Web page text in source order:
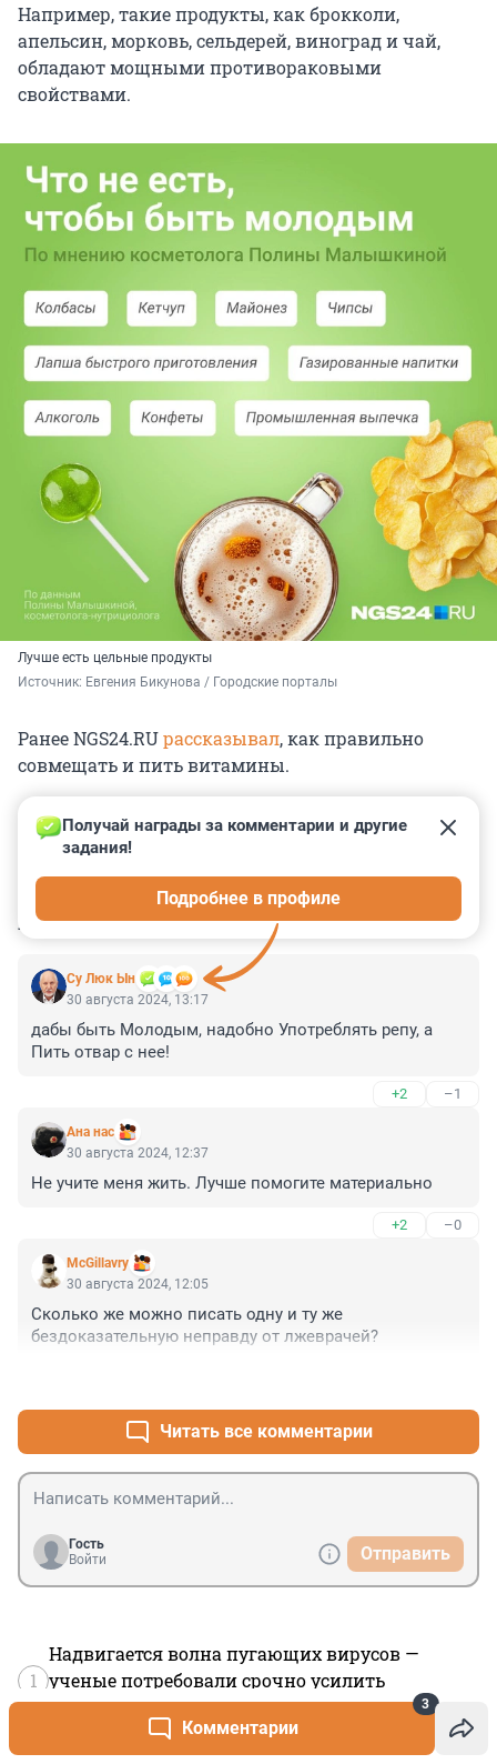
Комментарии
3
Например, такие продукты, как брокколи,
апельсин, морковь, сельдерей, виноград и чай,
обладают мощными противораковыми
свойствами.
Лучше есть цельные продукты
Источник: Евгения Бикунова / Городские порталы
Ранее NGS24.RUрассказывал, как правильно
совмещать и пить витамины.
КОММЕНТАРИИ 3
Су Люк Ын
Получай награды за комментарии и другие
задания!
Подробнее в профиле
30 августа 2024, 13:17
дабы быть Молодым, надобно Употреблять репу, а
Пить отвар с нее!
+2 –1
Ана нас
30 августа 2024, 12:37
Не учите меня жить. Лучше помогите материально
+2 –0
McGillavry
30 августа 2024, 12:05
Сколько же можно писать одну и ту же
бездоказательную неправду от лжеврачей?
Читать все комментарии
Гость
Войти
Отправить
1
Надвигается волна пугающих вирусов —
ученые потребовали срочно усилить
безопасность
«Сами кормите свои будущие опухоли». Биолог